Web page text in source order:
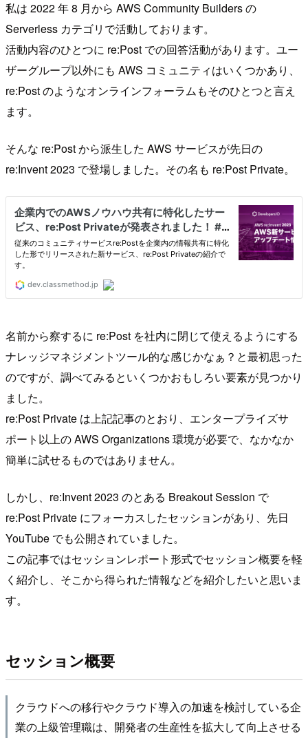
私は 2022 年 8 月から AWS Community Builders の
Serverless カテゴリで活動しております。
活動内容のひとつに re:Post での回答活動があります。ユー
ザーグループ以外にも AWS コミュニティはいくつかあり、
re:Post のようなオンラインフォーラムもそのひとつと言え
ます。
そんな re:Post から派生した AWS サービスが先日の
re:Invent 2023 で登場しました。その名も re:Post Private。
名前から察するに re:Post を社内に閉じて使えるようにする
ナレッジマネジメントツール的な感じかなぁ？と最初思った
のですが、調べてみるといくつかおもしろい要素が見つかり
ました。
re:Post Private は上記記事のとおり、エンタープライズサ
ポート以上の AWS Organizations 環境が必要で、なかなか
簡単に試せるものではありません。
しかし、re:Invent 2023 のとある Breakout Session で
re:Post Private にフォーカスしたセッションがあり、先日
YouTube でも公開されていました。
この記事ではセッションレポート形式でセッション概要を軽
く紹介し、そこから得られた情報などを紹介したいと思いま
す。
セッション概要
クラウドへの移行やクラウド導入の加速を検討している企
業の上級管理職は、開発者の生産性を拡大して向上させる